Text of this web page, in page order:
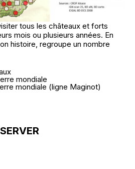
tous les châteaux et forts
mois ou plusieurs années. En
histoire, regroupe un nombre
mondiale
mondiale (ligne Maginot)